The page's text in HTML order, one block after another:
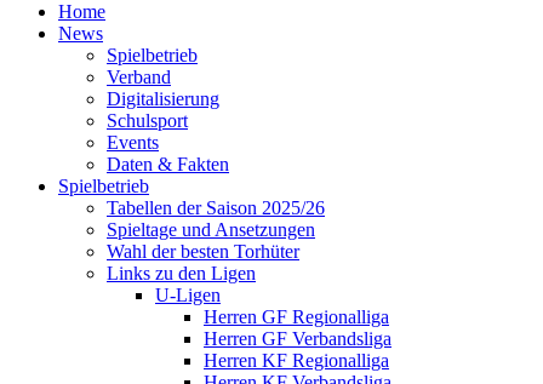
Home
News
Spielbetrieb
Verband
Digitalisierung
Schulsport
Events
Daten & Fakten
Spielbetrieb
Tabellen der Saison 2025/26
Spieltage und Ansetzungen
Wahl der besten Torhüter
Links zu den Ligen
U-Ligen
Herren GF Regionalliga
Herren GF Verbandsliga
Herren KF Regionalliga